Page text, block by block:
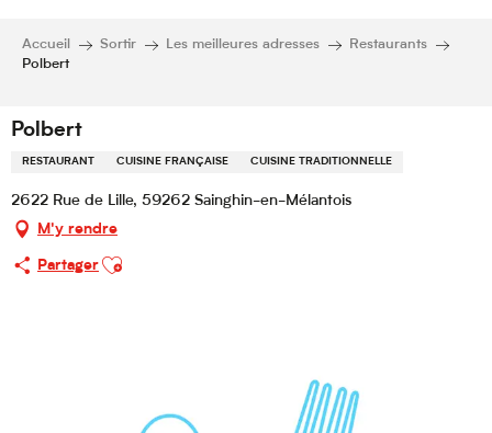
Accueil Sortir Les meilleures adresses
Restaurants
Polbert
Polbert
RESTAURANT CUISINE FRANÇAISE CUISINE TRADITIONNELLE
2622 Rue de Lille, 59262 Sainghin-en-Mélantois
M'y rendre
Partager
Ajouter aux favoris